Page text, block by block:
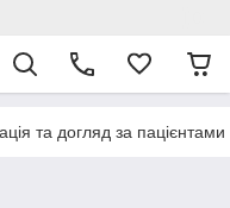
та догляд за пацієнтами